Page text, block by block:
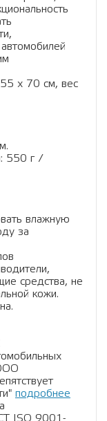
x 70 см, вес
550 г /
влажную
за
средства, не
кожи.
подробнее
ISO 9001-